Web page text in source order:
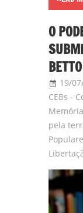
O
BETTO
19/
CEBs -
Memória
pela